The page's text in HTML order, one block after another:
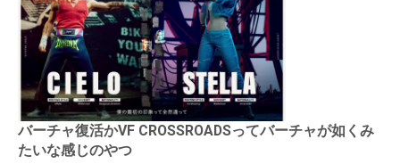
バーチャ復活かVF CROSSROADSってバーチャが如くみ
たいな感じのやつ